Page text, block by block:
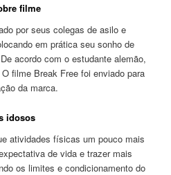
filme
por seus colegas de asilo e
em prática seu sonho de
acordo com o estudante alemão,
filme Break Free foi enviado para
da marca.
idosos
atividades físicas um pouco mais
de vida e trazer mais
os limites e condicionamento do